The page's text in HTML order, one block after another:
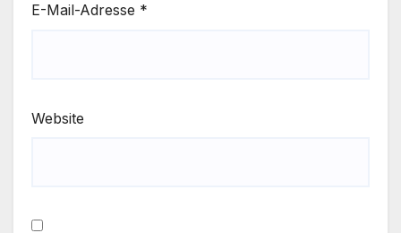
E-Mail-Adresse *
Website